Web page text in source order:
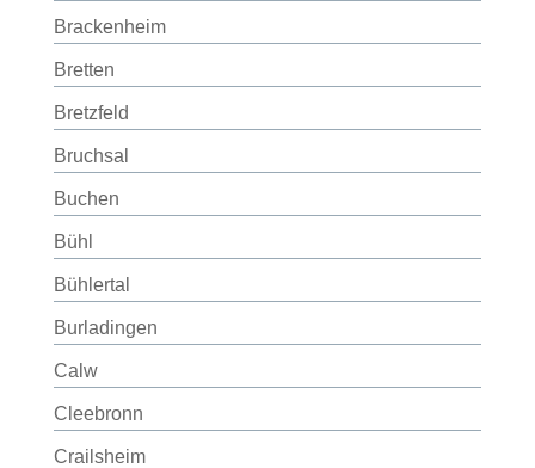
Brackenheim
Bretten
Bretzfeld
Bruchsal
Buchen
Bühl
Bühlertal
Burladingen
Calw
Cleebronn
Crailsheim